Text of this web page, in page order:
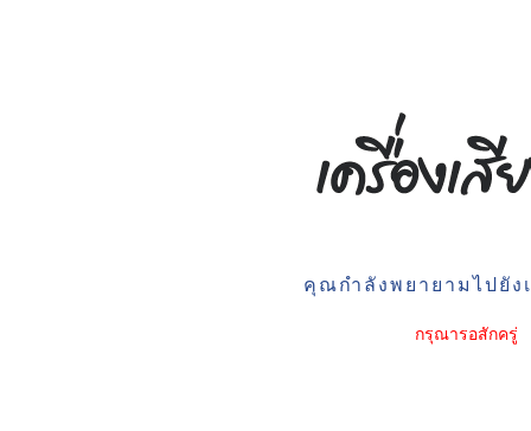
คุณกำลังพยายามไปยัง
กรุณารอสักครู่